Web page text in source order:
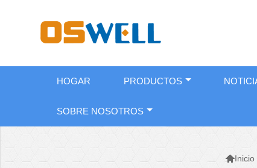
HOGAR PRODUCTOS
SOBRE NOSOTROS
Inicio